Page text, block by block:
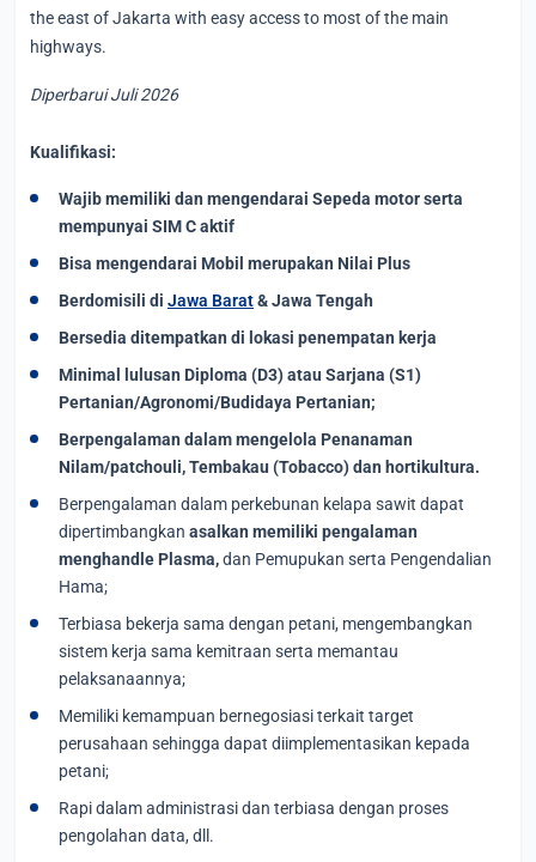
the east of Jakarta with easy access to most of the main
highways.
Diperbarui Juli 2026
Kualifikasi:
Wajib memiliki dan mengendarai Sepeda motor serta
mempunyai SIM C aktif
Bisa mengendarai Mobil merupakan Nilai Plus
Berdomisili di Jawa Barat& Jawa Tengah
Bersedia ditempatkan di lokasi penempatan kerja
Minimal lulusan Diploma (D3) atau Sarjana (S1)
Pertanian/Agronomi/Budidaya Pertanian;
Berpengalaman dalam mengelola Penanaman
Nilam/patchouli, Tembakau (Tobacco) dan hortikultura.
Berpengalaman dalam perkebunan kelapa sawit dapat
dipertimbangkan asalkan memiliki pengalaman
menghandle Plasma,dan Pemupukan serta Pengendalian
Hama;
Terbiasa bekerja sama dengan petani, mengembangkan
sistem kerja sama kemitraan serta memantau
pelaksanaannya;
Memiliki kemampuan bernegosiasi terkait target
perusahaan sehingga dapat diimplementasikan kepada
petani;
Rapi dalam administrasi dan terbiasa dengan proses
pengolahan data, dll.